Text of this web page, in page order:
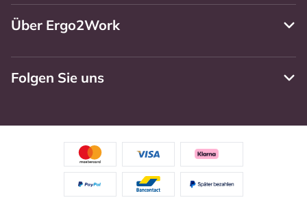
Über Ergo2Work
Folgen Sie uns